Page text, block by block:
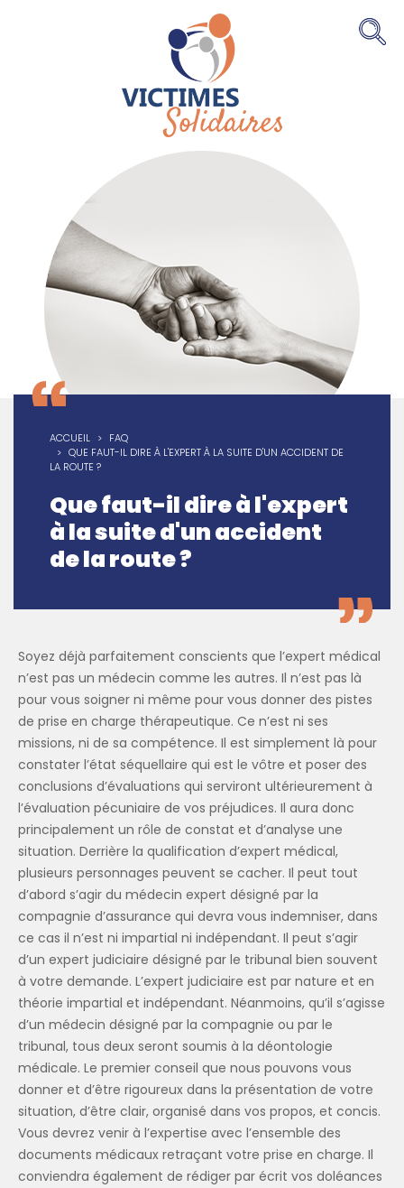
ACCUEIL
FAQ
QUE FAUT-IL DIRE À L'EXPERT À LA SUITE D'UN ACCIDENT DE
LA ROUTE ?
Que faut-il dire à l'expert
à la suite d'un accident
de la route ?
Soyez déjà parfaitement conscients que l’expert médical
n’est pas un médecin comme les autres. Il n’est pas là
pour vous soigner ni même pour vous donner des pistes
de prise en charge thérapeutique. Ce n’est ni ses
missions, ni de sa compétence. Il est simplement là pour
constater l’état séquellaire qui est le vôtre et poser des
conclusions d’évaluations qui serviront ultérieurement à
l’évaluation pécuniaire de vos préjudices. Il aura donc
principalement un rôle de constat et d’analyse une
situation. Derrière la qualification d’expert médical,
plusieurs personnages peuvent se cacher. Il peut tout
d’abord s’agir du médecin expert désigné par la
compagnie d’assurance qui devra vous indemniser, dans
ce cas il n’est ni impartial ni indépendant. Il peut s’agir
d’un expert judiciaire désigné par le tribunal bien souvent
à votre demande. L’expert judiciaire est par nature et en
théorie impartial et indépendant. Néanmoins, qu’il s’agisse
d’un médecin désigné par la compagnie ou par le
tribunal, tous deux seront soumis à la déontologie
médicale. Le premier conseil que nous pouvons vous
donner et d’être rigoureux dans la présentation de votre
situation, d’être clair, organisé dans vos propos, et concis.
Vous devrez venir à l’expertise avec l’ensemble des
documents médicaux retraçant votre prise en charge. Il
conviendra également de rédiger par écrit vos doléances